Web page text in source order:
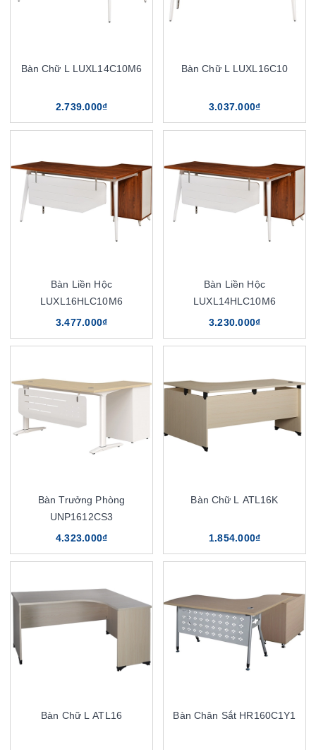
Bàn Chữ L LUXL14C10M6
2.739.000₫
Bàn Chữ L LUXL16C10
3.037.000₫
Bàn Liền Hộc
LUXL16HLC10M6
3.477.000₫
Bàn Liền Hộc
LUXL14HLC10M6
3.230.000₫
Bàn Trưởng Phòng
UNP1612CS3
4.323.000₫
Bàn Chữ L ATL16K
1.854.000₫
Bàn Chữ L ATL16 Bàn Chân Sắt HR160C1Y1